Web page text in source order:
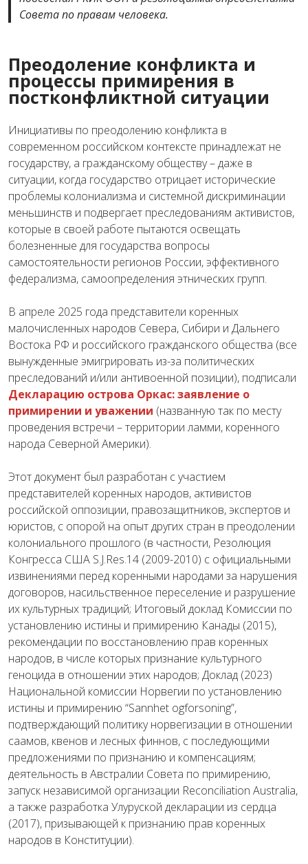
Совета по правам человека.
Преодоление конфликта и
процессы примирения в
постконфликтной ситуации
Инициативы по преодолению конфликта в
современном российском контексте принадлежат не
государству, а гражданскому обществу – даже в
ситуации, когда государство отрицает исторические
проблемы колониализма и системной дискриминации
меньшинств и подвергает преследованиям активистов,
которые в своей работе пытаются освещать
болезненные для государства вопросы
самостоятельности регионов России, эффективного
федерализма, самоопределения этнических групп.
В апреле 2025 года представители коренных
малочисленных народов Севера, Сибири и Дальнего
Востока РФ и российского гражданского общества (все
вынужденные эмигрировать из-за политических
преследований и/или антивоенной позиции), подписали
Декларацию острова Оркас: заявление о
примирении и уважении (названную так по месту
проведения встречи – территории ламми, коренного
народа Северной Америки).
Этот документ был разработан с участием
представителей коренных народов, активистов
российской оппозиции, правозащитников, экспертов и
юристов, с опорой на опыт других стран в преодолении
колониального прошлого (в частности, Резолюция
Конгресса США S.J.Res.14 (2009-2010) с официальными
извинениями перед коренными народами за нарушения
договоров, насильственное переселение и разрушение
их культурных традиций; Итоговый доклад Комиссии по
установлению истины и примирению Канады (2015),
рекомендации по восстановлению прав коренных
народов, в числе которых признание культурного
геноцида в отношении этих народов; Доклад (2023)
Национальной комиссии Норвегии по установлению
истины и примирению “Sannhet ogforsoning”,
подтверждающий политику норвегизации в отношении
саамов, квенов и лесных финнов, с последующими
предложениями по признанию и компенсациям;
деятельность в Австралии Совета по примирению,
запуск независимой организации Reconciliation Australia,
а также разработка Улуруской декларации из сердца
(2017), призывающей к признанию прав коренных
народов в Конституции).